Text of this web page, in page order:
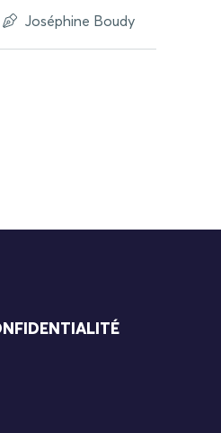
Joséphine Boudy